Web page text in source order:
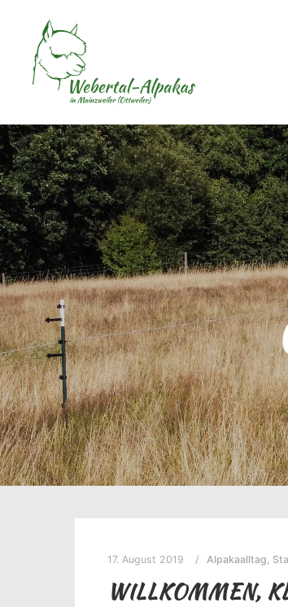
17. August 2019 Alpakaalltag,
WILLKOMMEN,